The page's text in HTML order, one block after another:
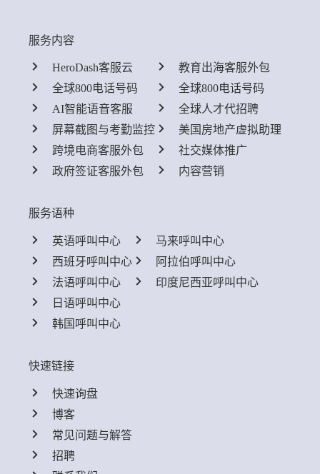
服务内容
HeroDash客服云
全球800电话号码
AI智能语音客服
屏幕截图与考勤监控
跨境电商客服外包
政府签证客服外包
教育出海客服外包
全球800电话号码
全球人才代招聘
美国房地产虚拟助理
社交媒体推广
内容营销
服务语种
英语呼叫中心
西班牙呼叫中心
法语呼叫中心
日语呼叫中心
韩国呼叫中心
马来呼叫中心
阿拉伯呼叫中心
印度尼西亚呼叫中心
快速链接
快速询盘
博客
常见问题与解答
招聘